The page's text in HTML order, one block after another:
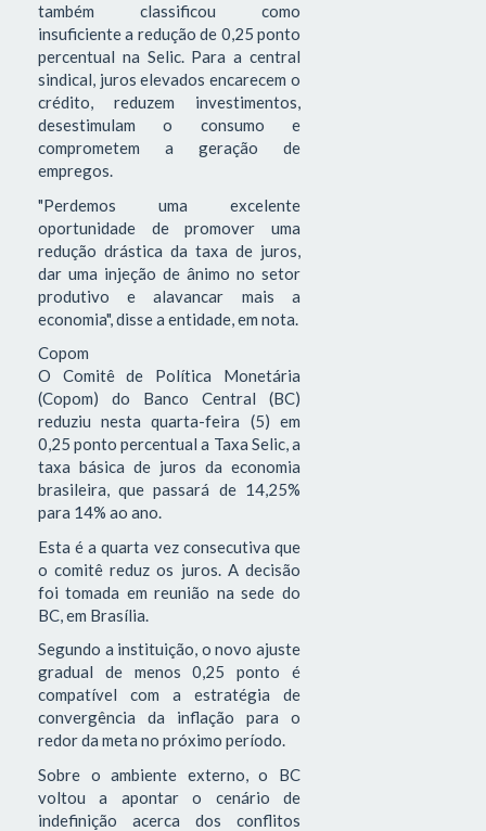
também classificou como
insuficiente a redução de 0,25 ponto
percentual na Selic. Para a central
sindical, juros elevados encarecem o
crédito, reduzem investimentos,
desestimulam o consumo e
comprometem a geração de
empregos.
"Perdemos uma excelente
oportunidade de promover uma
redução drástica da taxa de juros,
dar uma injeção de ânimo no setor
produtivo e alavancar mais a
economia", disse a entidade, em nota.
Copom
O Comitê de Política Monetária
(Copom) do Banco Central (BC)
reduziu nesta quarta-feira (5) em
0,25 ponto percentual a Taxa Selic, a
taxa básica de juros da economia
brasileira, que passará de 14,25%
para 14% ao ano.
Esta é a quarta vez consecutiva que
o comitê reduz os juros. A decisão
foi tomada em reunião na sede do
BC, em Brasília.
Segundo a instituição, o novo ajuste
gradual de menos 0,25 ponto é
compatível com a estratégia de
convergência da inflação para o
redor da meta no próximo período.
Sobre o ambiente externo, o BC
voltou a apontar o cenário de
indefinição acerca dos conflitos